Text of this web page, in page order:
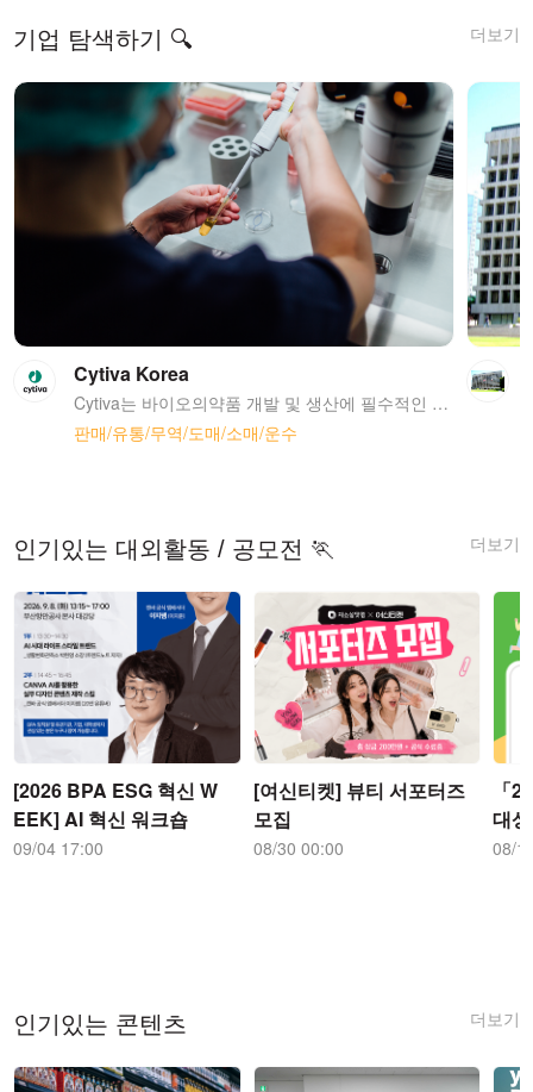
더보기
기업 탐색하기 🔍
Cytiva Korea
Cytiva는 바이오의약품 개발 및 생산에 필수적인 핵심 기술과 서비스를 제공하는 글로벌 생명과학 선도기업입니다. 우리는 1911년에 스웨덴에서 설립된 Pharmacia의 전통을 계승하고 있으며, 현재 전 세계 40개국에서 8,000여 명의 직원이 혁신적인 치료법 개발을 통해 인류의 건강을 증진시키고자 하는 비전을 향해 노력하고 있습니다. 미국 FDA 승인 바이오의약품 중 75%가 Cytiva의 기술을 바탕으로 개발되었으며, 단백질 정제의 대명사인 ÄKTA와 Amersham, Biacore, HyClone, Whatman, Xcellerex, Xuri 등의 글로벌 No.1 브랜드를 지속적으로 발전시켜 의약품 개발에 중추적인 역할을 담당하고 있습니다. 세계가 주목하는 한국 바이오 시장에서 Cytiva와 함께 성장하실 여러분을 기다립니다.
판매/유통/무역/도매/소매/운수
더보기
인기있는 대외활동 / 공모전 🏃
[2026 BPA ESG 혁신 W
EEK] AI 혁신 워크숍
09/04 17:00
[여신티켓] 뷰티 서포터즈
모집
08/30 00:00
「
대
08/
더보기
인기있는 콘텐츠